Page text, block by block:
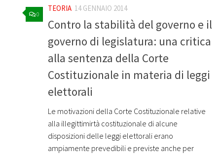
0
TEORIA 14 GENNAIO 2014
Contro la stabilità del governo e il
governo di legislatura: una critica
alla sentenza della Corte
Costituzionale in materia di leggi
elettorali
Le motivazioni della Corte Costituzionale relative
alla illegittimirtà costituzionale di alcune
disposizioni delle leggi elettorali erano
ampiamente prevedibili e previste anche per